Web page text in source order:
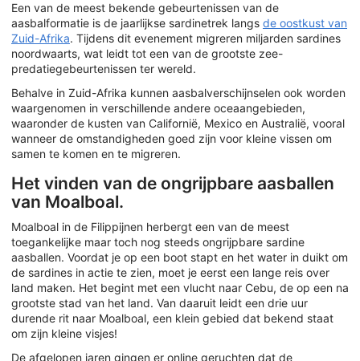
Een van de meest bekende gebeurtenissen van de
aasbalformatie is de jaarlijkse sardinetrek langs de oostkust van
Zuid-Afrika. Tijdens dit evenement migreren miljarden sardines
noordwaarts, wat leidt tot een van de grootste zee-
predatiegebeurtenissen ter wereld.
Behalve in Zuid-Afrika kunnen aasbalverschijnselen ook worden
waargenomen in verschillende andere oceaangebieden,
waaronder de kusten van Californië, Mexico en Australië, vooral
wanneer de omstandigheden goed zijn voor kleine vissen om
samen te komen en te migreren.
Het vinden van de ongrijpbare aasballen
van Moalboal.
Moalboal in de Filippijnen herbergt een van de meest
toegankelijke maar toch nog steeds ongrijpbare sardine
aasballen. Voordat je op een boot stapt en het water in duikt om
de sardines in actie te zien, moet je eerst een lange reis over
land maken. Het begint met een vlucht naar Cebu, de op een na
grootste stad van het land. Van daaruit leidt een drie uur
durende rit naar Moalboal, een klein gebied dat bekend staat
om zijn kleine visjes!
De afgelopen jaren gingen er online geruchten dat de